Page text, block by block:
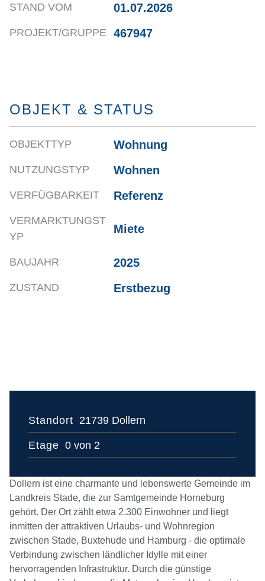
STAND VOM 01.07.2026
PROJEKT/GRUPPE 467947
OBJEKT & STATUS
OBJEKTTYP Wohnung
NUTZUNGSTYP Wohnen
VERFÜGBARKEIT Referenz
VERMARKTUNGST
YP
Miete
BAUJAHR 2025
ZUSTAND Erstbezug
Standort 21739 Dollern
Etage 0 von 2
Dollern ist eine charmante und lebenswerte Gemeinde im
Landkreis Stade, die zur Samtgemeinde Horneburg
gehört. Der Ort zählt etwa 2.300 Einwohner und liegt
inmitten der attraktiven Urlaubs- und Wohnregion
zwischen Stade, Buxtehude und Hamburg - die optimale
Verbindung zwischen ländlicher Idylle mit einer
hervorragenden Infrastruktur. Durch die günstige